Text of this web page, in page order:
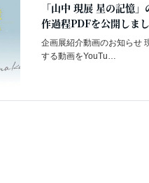
「山中 現展 星の記憶
作過程PDFを公開しま
企画展紹介動画のお知らせ
する動画をYouTu…